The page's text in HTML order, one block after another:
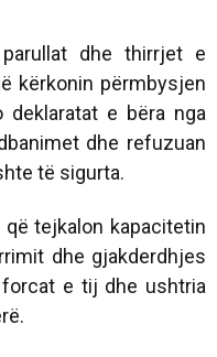
dhe thirrjet e
kërkonin përmbysjen
e bëra nga
dhe refuzuan
të sigurta.
tejkalon kapacitetin
dhe gjakderdhjes
e tij dhe ushtria